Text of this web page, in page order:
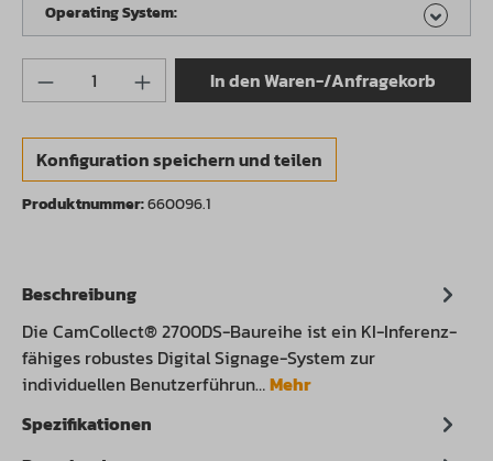
Operating System:
Produkt Anzahl: Gib den gewünschten
In den Waren-/Anfragekorb
Konfiguration speichern und teilen
Produktnummer:660096.1
Beschreibung
Die CamCollect® 2700DS-Baureihe ist ein KI-Inferenz-
fähiges robustes Digital Signage-System zur
individuellen Benutzerführun…Mehr
Spezifikationen